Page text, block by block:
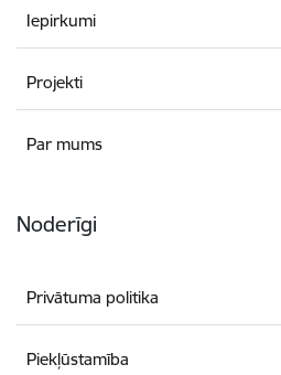
Iepirkumi
Projekti
Par mums
Noderīgi
Privātuma politika
Piekļūstamība